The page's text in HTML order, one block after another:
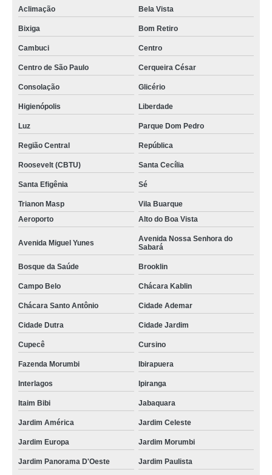
Aclimação Bela Vista
Bixiga Bom Retiro
Cambuci Centro
Centro de São Paulo Cerqueira César
Consolação Glicério
Higienópolis Liberdade
Luz Parque Dom Pedro
Região Central República
Roosevelt (CBTU) Santa Cecília
Santa Efigênia Sé
Trianon Masp
Vila Buarque
Aeroporto
Alto do Boa Vista
Avenida Miguel Yunes
Avenida Nossa Senhora do
Sabará
Bosque da Saúde Brooklin
Campo Belo Chácara Kablin
Chácara Santo Antônio Cidade Ademar
Cidade Dutra Cidade Jardim
Cupecê Cursino
Fazenda Morumbi Ibirapuera
Interlagos Ipiranga
Itaim Bibi Jabaquara
Jardim América Jardim Celeste
Jardim Europa Jardim Morumbi
Jardim Panorama D'Oeste Jardim Paulista